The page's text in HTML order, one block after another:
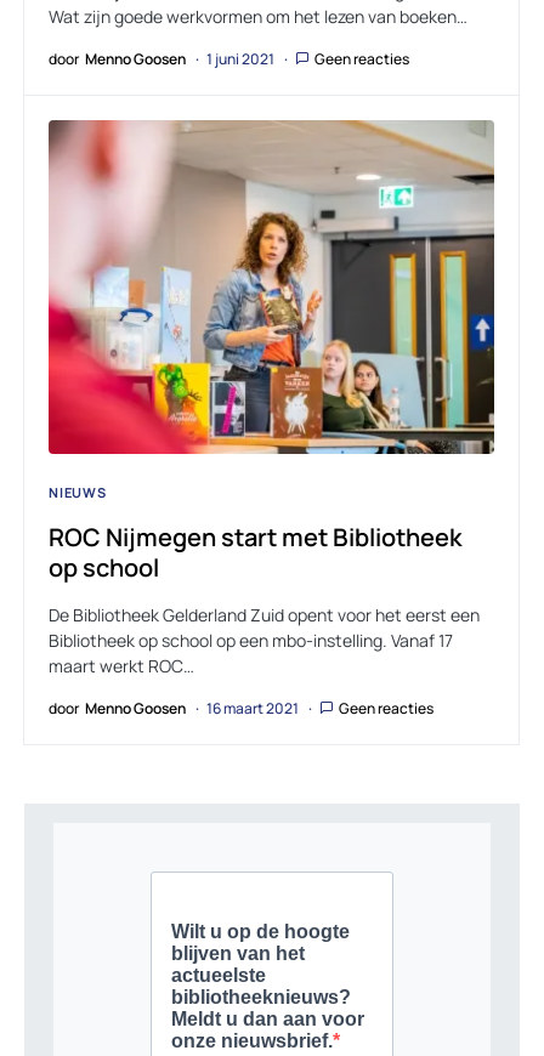
Wat zijn goede werkvormen om het lezen van boeken…
door Menno Goosen 1 juni 2021 Geen reacties
NIEUWS
ROC Nijmegen start met Bibliotheek
op school
De Bibliotheek Gelderland Zuid opent voor het eerst een
Bibliotheek op school op een mbo-instelling. Vanaf 17
maart werkt ROC…
door Menno Goosen 16 maart 2021 Geen reacties